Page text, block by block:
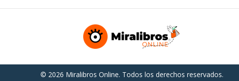
© 2026 Miralibros Online. Todos los derechos reservados.